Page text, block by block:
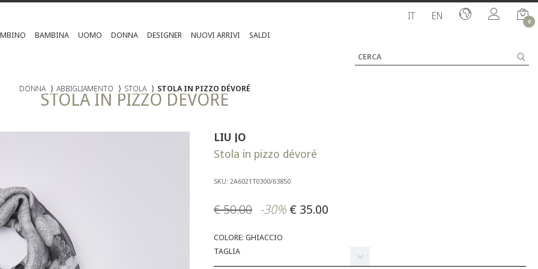
IT EN 0
BAMBINA UOMO DONNA DESIGNER NUOVI ARRIVI SALDI
DONNA ⟩ ABBIGLIAMENTO ⟩ STOLA ⟩ STOLA IN PIZZO DÉVORÉ
STOLA IN PIZZO DÉVORÉ
LIU JO
Stola in pizzo dévoré
SKU: 2A6021T0300/63850
€ 50.00 -30% € 35.00
COLORE: GHIACCIO
TAGLIA